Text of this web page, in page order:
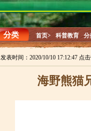
分类 首页> 科普教育 分
发表时间：2020/10/10 17:12:47 点
海野熊猫